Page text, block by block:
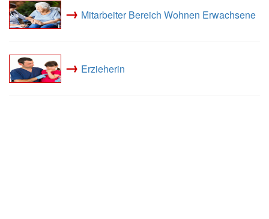
→ Mitarbeiter Bereich Wohnen Erwachsene
→ Erzieherin